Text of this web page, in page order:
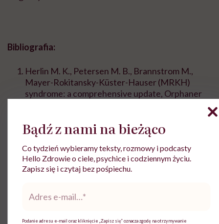
Bibliografia:
Herlin M. K., Petersen M. B., Brannstrom M.,
Mayer-Rokitansky-Küster-Hauser (MRKH)
syndrome: a comprehensive update, Orphaner
https://my.clevelandclinic.org/health/diseases/
mayer-rokitansky-kuster-hauser-syndrome
[dostęp 10.06.2024].
Morcel K., Camborieux L., Mayer-Rokitansky-
Küster-Hauser (MRKH) syndrome, Orphanet
Bądź z nami na bieżąco
Co tydzień wybieramy teksty, rozmowy i podcasty
Hello Zdrowie o ciele, psychice i codziennym życiu.
Zapisz się i czytaj bez pośpiechu.
mail*
Podanie adresu e-mail oraz kliknięcie „Zapisz się” oznacza zgodę na otrzymywanie